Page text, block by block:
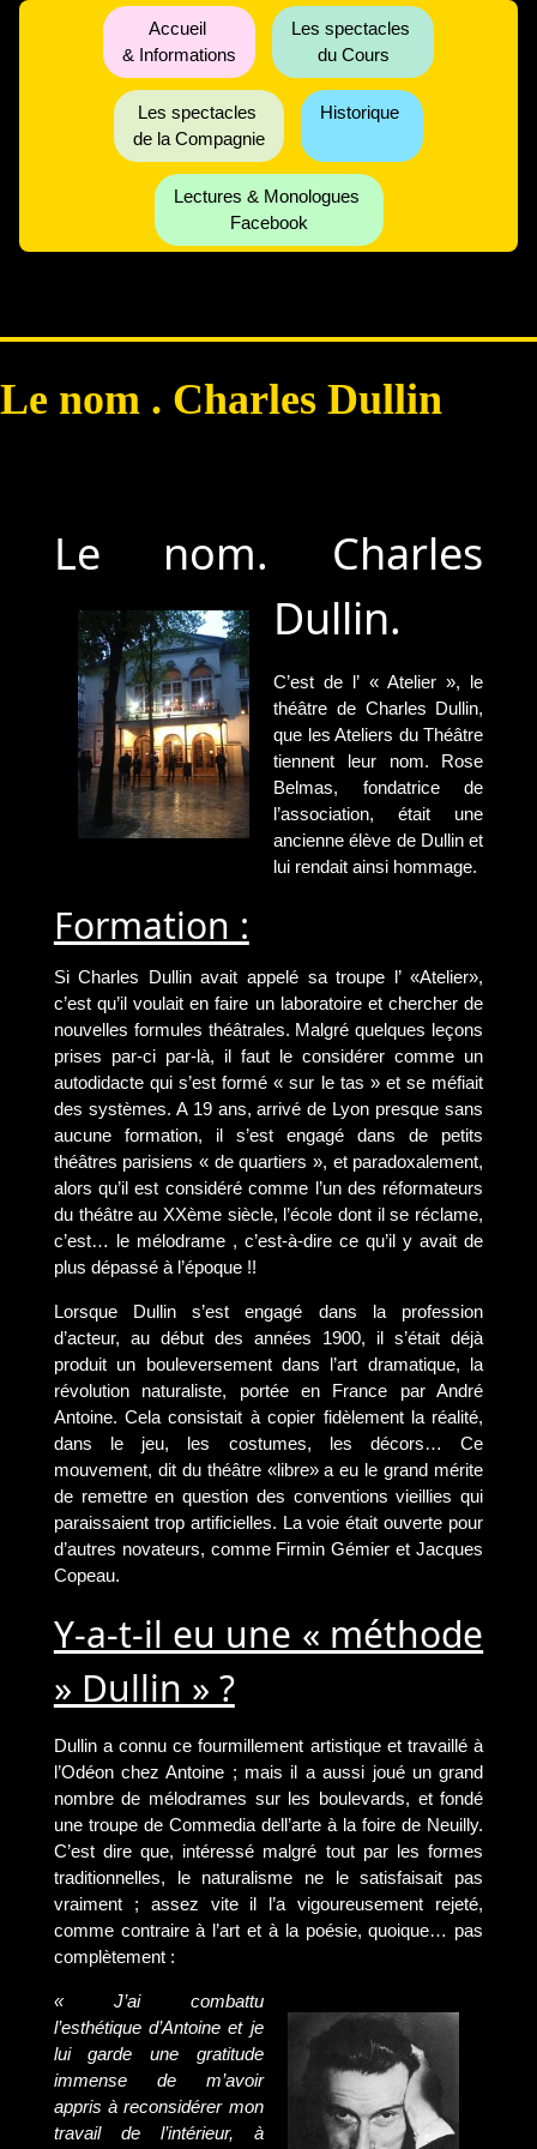
Accueil
& Informations
Les spectacles
du Cours
Les spectacles
de la Compagnie
Historique
Lectures & Monologues
Facebook
Le nom . Charles Dullin
Le nom. Charles
Dullin.
C’est de l’ « Atelier », le
théâtre de Charles Dullin,
que les Ateliers du Théâtre
tiennent leur nom. Rose
Belmas, fondatrice de
l’association, était une
ancienne élève de Dullin et
lui rendait ainsi hommage.
Formation :
Si Charles Dullin avait appelé sa troupe l’ «Atelier»,
c’est qu’il voulait en faire un laboratoire et chercher de
nouvelles formules théâtrales. Malgré quelques leçons
prises par-ci par-là, il faut le considérer comme un
autodidacte qui s’est formé « sur le tas » et se méfiait
des systèmes. A 19 ans, arrivé de Lyon presque sans
aucune formation, il s’est engagé dans de petits
théâtres parisiens « de quartiers », et paradoxalement,
alors qu’il est considéré comme l’un des réformateurs
du théâtre au XXème siècle, l’école dont il se réclame,
c’est… le mélodrame , c’est-à-dire ce qu’il y avait de
plus dépassé à l’époque !!
Lorsque Dullin s’est engagé dans la profession
d’acteur, au début des années 1900, il s’était déjà
produit un bouleversement dans l’art dramatique, la
révolution naturaliste, portée en France par André
Antoine. Cela consistait à copier fidèlement la réalité,
dans le jeu, les costumes, les décors… Ce
mouvement, dit du théâtre «libre» a eu le grand mérite
de remettre en question des conventions vieillies qui
paraissaient trop artificielles. La voie était ouverte pour
d’autres novateurs, comme Firmin Gémier et Jacques
Copeau.
Y-a-t-il eu une « méthode
» Dullin » ?
Dullin a connu ce fourmillement artistique et travaillé à
l’Odéon chez Antoine ; mais il a aussi joué un grand
nombre de mélodrames sur les boulevards, et fondé
une troupe de Commedia dell’arte à la foire de Neuilly.
C’est dire que, intéressé malgré tout par les formes
traditionnelles, le naturalisme ne le satisfaisait pas
vraiment ; assez vite il l’a vigoureusement rejeté,
comme contraire à l’art et à la poésie, quoique… pas
complètement :
« J’ai combattu
l’esthétique d’Antoine et je
lui garde une gratitude
immense de m’avoir
appris à reconsidérer mon
travail de l’intérieur, à